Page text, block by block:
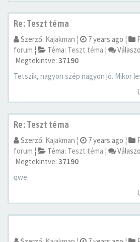
Re: Teszt téma
Szerző: Kajakman ¦ 7 years ago ¦
forum ¦ Téma: Teszt téma ¦
Megtekintve: 37190
Tetszik, nagyon szép nagyon jó. Mikor
Re: Teszt téma
Szerző: Kajakman ¦ 7 years ago ¦
forum ¦ Téma: Teszt téma ¦
Megtekintve: 37190
qwe